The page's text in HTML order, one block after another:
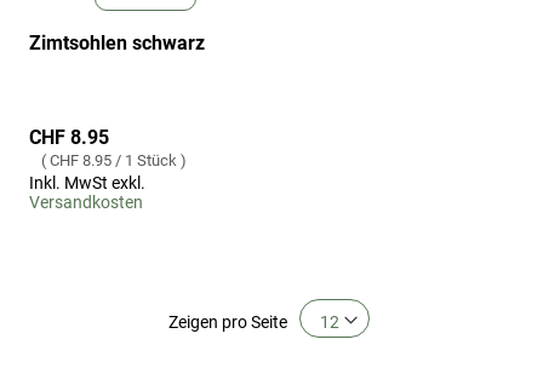
Zimtsohlen schwarz
CHF 8.95
CHF 8.95 / 1 Stück
Inkl. MwSt exkl.
Versandkosten
Zeigen pro Seite